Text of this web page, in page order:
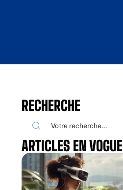
RECHERCHE
ARTICLES EN VOGUE